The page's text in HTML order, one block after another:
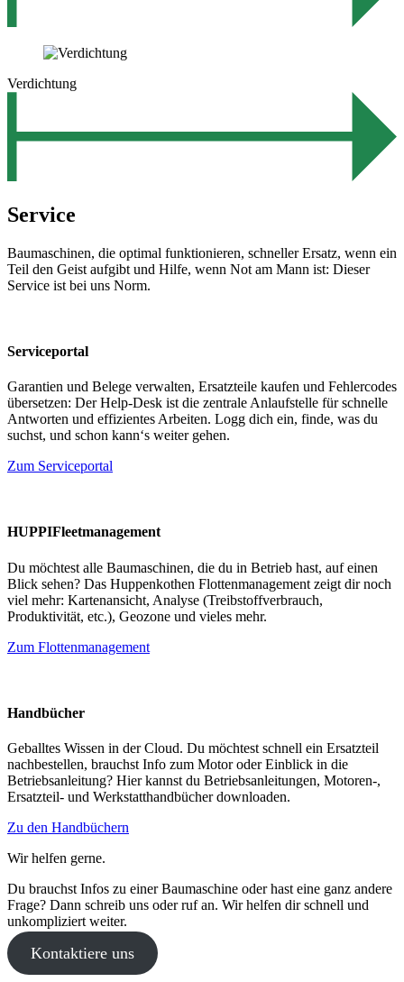
Verdichtung
Service
Baumaschinen, die optimal funktionieren, schneller Ersatz, wenn ein
Teil den Geist aufgibt und Hilfe, wenn Not am Mann ist: Dieser
Service ist bei uns Norm.
Serviceportal
Garantien und Belege verwalten, Ersatzteile kaufen und Fehlercodes
übersetzen: Der Help-Desk ist die zentrale Anlaufstelle für schnelle
Antworten und effizientes Arbeiten. Logg dich ein, finde, was du
suchst, und schon kann‘s weiter gehen.
Zum Serviceportal
HUPPIFleetmanagement
Du möchtest alle Baumaschinen, die du in Betrieb hast, auf einen
Blick sehen? Das Huppenkothen Flottenmanagement zeigt dir noch
viel mehr: Kartenansicht, Analyse (Treibstoffverbrauch,
Produktivität, etc.), Geozone und vieles mehr.
Zum Flottenmanagement
Handbücher
Geballtes Wissen in der Cloud. Du möchtest schnell ein Ersatzteil
nachbestellen, brauchst Info zum Motor oder Einblick in die
Betriebsanleitung? Hier kannst du Betriebsanleitungen, Motoren-,
Ersatzteil- und Werkstatthandbücher downloaden.
Zu den Handbüchern
Wir helfen gerne.
Du brauchst Infos zu einer Baumaschine oder hast eine ganz andere
Frage? Dann schreib uns oder ruf an. Wir helfen dir schnell und
unkompliziert weiter.
Kontaktiere uns